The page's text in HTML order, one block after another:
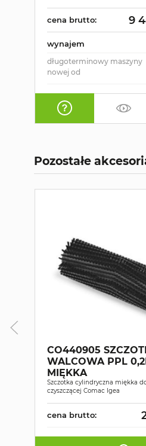
cena brutto: 9
wynajem
długoterminowy maszyny
nowej od
Pozostałe
CO440905
WALCOWA PPL
MIĘKKA
Szczotka cylindryczna miękka
czyszczącej Comac Igea
cena brutto: